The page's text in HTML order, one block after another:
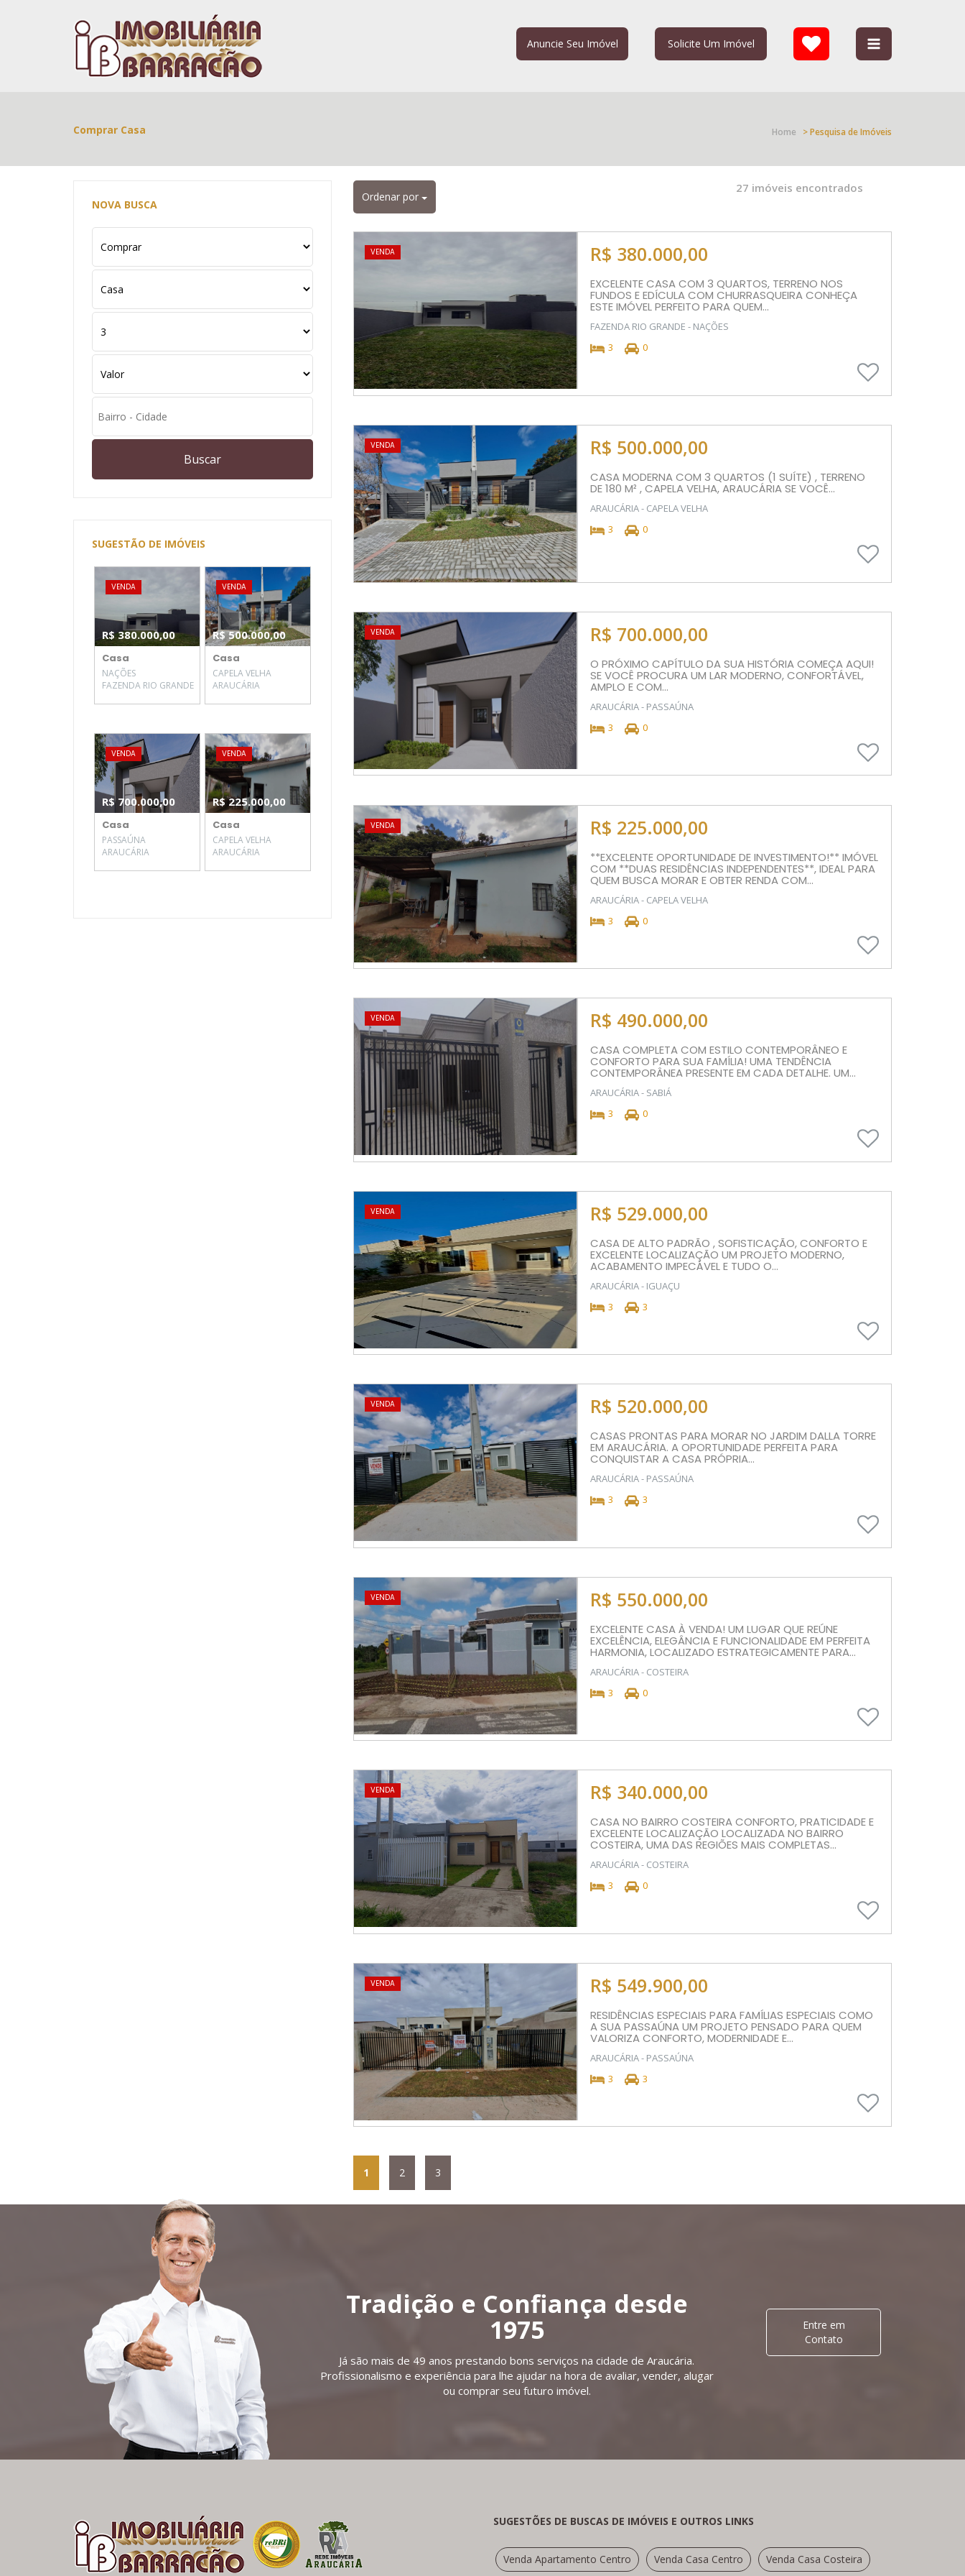
Solicite Um Imóvel
Anuncie Seu Imóvel
Comprar Casa Home > Pesquisa de Imóveis
NOVA BUSCA
Buscar
SUGESTÃO DE IMÓVEIS
VENDA
R$ 380.000,00
Casa
NAÇÕES
FAZENDA RIO GRANDE
VENDA
R$ 500.000,00
Casa
CAPELA VELHA
ARAUCÁRIA
VENDA
R$ 700.000,00
Casa
PASSAÚNA
ARAUCÁRIA
VENDA
R$ 225.000,00
Casa
CAPELA VELHA
ARAUCÁRIA
Ordenar por
27 imóveis encontrados
VENDA R$ 380.000,00
EXCELENTE CASA COM 3 QUARTOS, TERRENO NOS
FUNDOS E EDÍCULA COM CHURRASQUEIRA CONHEÇA
ESTE IMÓVEL PERFEITO PARA QUEM...
FAZENDA RIO GRANDE - NAÇÕES
3
0
VENDA R$ 500.000,00
CASA MODERNA COM 3 QUARTOS (1 SUÍTE) , TERRENO
DE 180 M² , CAPELA VELHA, ARAUCÁRIA SE VOCÊ...
ARAUCÁRIA - CAPELA VELHA
3
0
VENDA R$ 700.000,00
O PRÓXIMO CAPÍTULO DA SUA HISTÓRIA COMEÇA AQUI!
SE VOCÊ PROCURA UM LAR MODERNO, CONFORTÁVEL,
AMPLO E COM...
ARAUCÁRIA - PASSAÚNA
3
0
VENDA R$ 225.000,00
**EXCELENTE OPORTUNIDADE DE INVESTIMENTO!** IMÓVEL
COM **DUAS RESIDÊNCIAS INDEPENDENTES**, IDEAL PARA
QUEM BUSCA MORAR E OBTER RENDA COM...
ARAUCÁRIA - CAPELA VELHA
3
0
VENDA R$ 490.000,00
CASA COMPLETA COM ESTILO CONTEMPORÂNEO E
CONFORTO PARA SUA FAMÍLIA! UMA TENDÊNCIA
CONTEMPORÂNEA PRESENTE EM CADA DETALHE. UM...
ARAUCÁRIA - SABIÁ
3
0
VENDA R$ 529.000,00
CASA DE ALTO PADRÃO , SOFISTICAÇÃO, CONFORTO E
EXCELENTE LOCALIZAÇÃO UM PROJETO MODERNO,
ACABAMENTO IMPECÁVEL E TUDO O...
ARAUCÁRIA - IGUAÇU
3
3
VENDA R$ 520.000,00
CASAS PRONTAS PARA MORAR NO JARDIM DALLA TORRE
EM ARAUCÁRIA. A OPORTUNIDADE PERFEITA PARA
CONQUISTAR A CASA PRÓPRIA...
ARAUCÁRIA - PASSAÚNA
3
3
VENDA R$ 550.000,00
EXCELENTE CASA À VENDA! UM LUGAR QUE REÚNE
EXCELÊNCIA, ELEGÂNCIA E FUNCIONALIDADE EM PERFEITA
HARMONIA, LOCALIZADO ESTRATEGICAMENTE PARA...
ARAUCÁRIA - COSTEIRA
3
0
VENDA R$ 340.000,00
CASA NO BAIRRO COSTEIRA CONFORTO, PRATICIDADE E
EXCELENTE LOCALIZAÇÃO LOCALIZADA NO BAIRRO
COSTEIRA, UMA DAS REGIÕES MAIS COMPLETAS...
ARAUCÁRIA - COSTEIRA
3
0
VENDA R$ 549.900,00
RESIDÊNCIAS ESPECIAIS PARA FAMÍLIAS ESPECIAIS COMO
A SUA PASSAÚNA UM PROJETO PENSADO PARA QUEM
VALORIZA CONFORTO, MODERNIDADE E...
ARAUCÁRIA - PASSAÚNA
3
3
1 2 3
Tradição e Confiança desde
1975
Já são mais de 49 anos prestando bons serviços na cidade de Araucária.
Profissionalismo e experiência para lhe ajudar na hora de avaliar, vender, alugar
ou comprar seu futuro imóvel.
Entre em
Contato
SUGESTÕES DE BUSCAS DE IMÓVEIS E OUTROS LINKS
Venda Apartamento Centro Venda Casa Centro Venda Casa Costeira